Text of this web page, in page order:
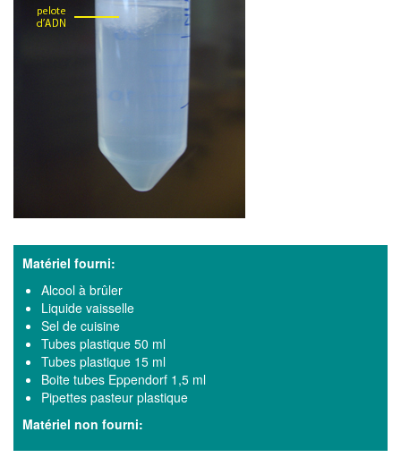
Matériel fourni:
Alcool à brûler
Liquide vaisselle
Sel de cuisine
Tubes plastique 50 ml
Tubes plastique 15 ml
Boite tubes Eppendorf 1,5 ml
Pipettes pasteur plastique
Matériel non fourni: